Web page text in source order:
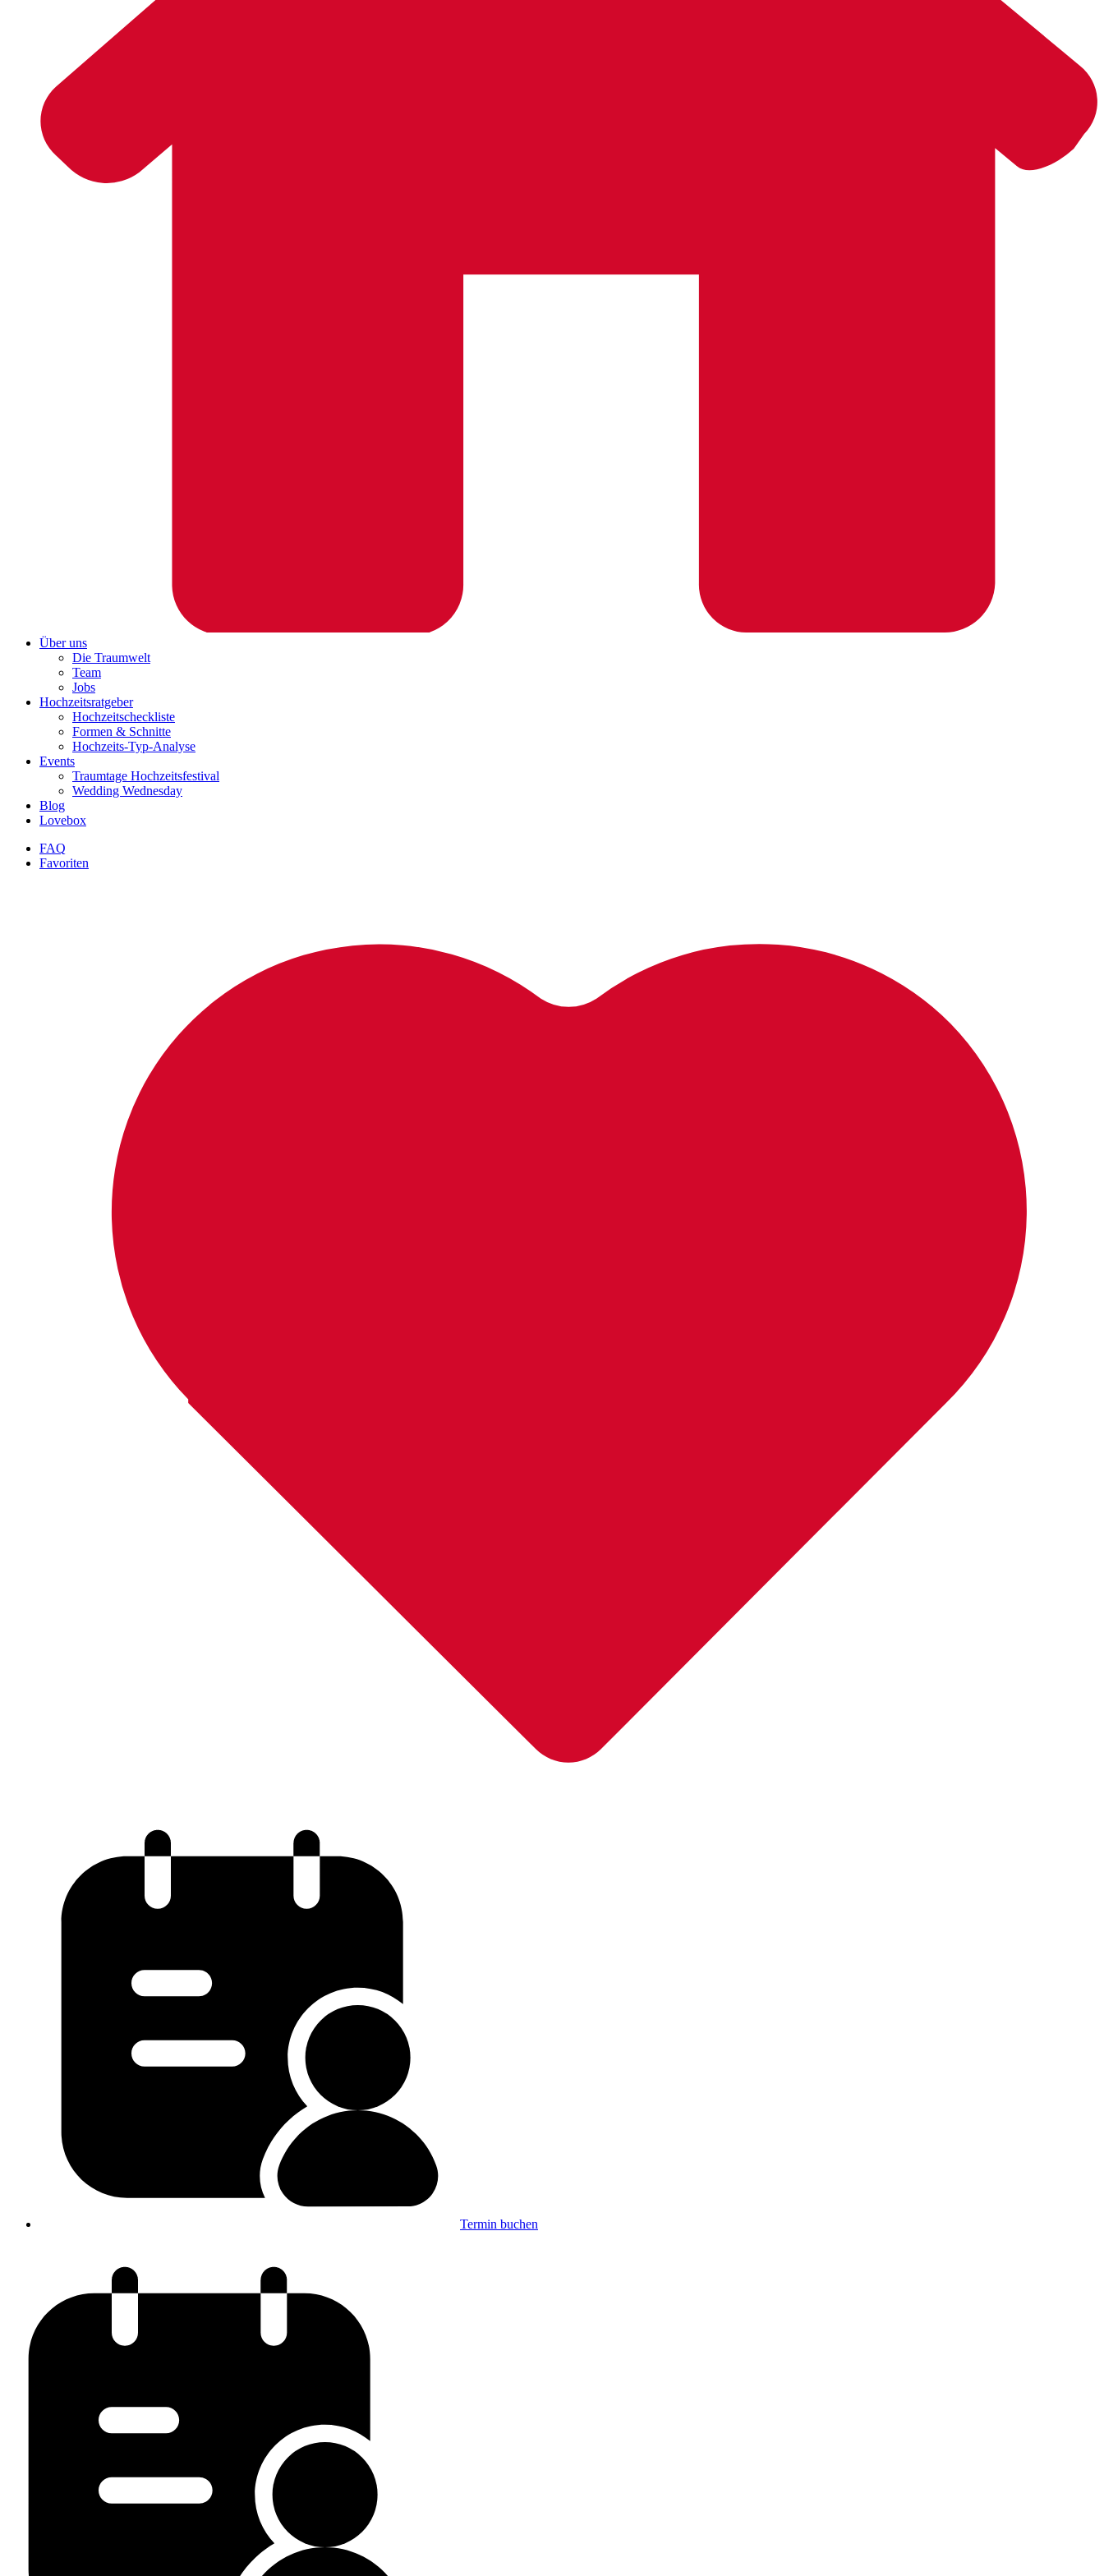
Über uns
Die Traumwelt
Team
Jobs
Hochzeitsratgeber
Hochzeitscheckliste
Formen & Schnitte
Hochzeits-Typ-Analyse
Events
Traumtage Hochzeitsfestival
Wedding Wednesday
Blog
Lovebox
FAQ
Favoriten
Termin buchen